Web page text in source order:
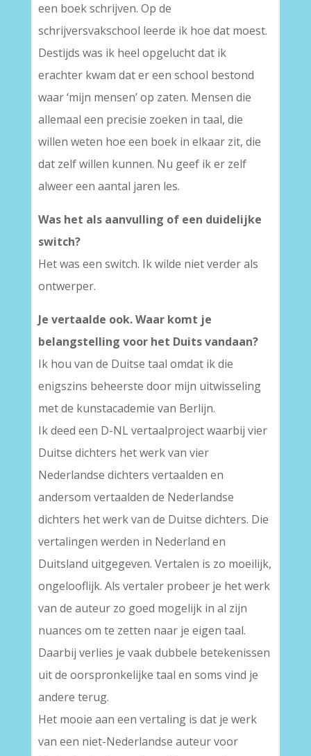
een boek schrijven. Op de
schrijversvakschool leerde ik hoe dat moest.
Destijds was ik heel opgelucht dat ik
erachter kwam dat er een school bestond
waar ‘mijn mensen’ op zaten. Mensen die
allemaal een precisie zoeken in taal, die
willen weten hoe een boek in elkaar zit, die
dat zelf willen kunnen. Nu geef ik er zelf
alweer een aantal jaren les.
Was het als aanvulling of een duidelijke
switch?
Het was een switch. Ik wilde niet verder als
ontwerper.
Je vertaalde ook. Waar komt je
belangstelling voor het Duits vandaan?
Ik hou van de Duitse taal omdat ik die
enigszins beheerste door mijn uitwisseling
met de kunstacademie van Berlijn.
Ik deed een D-NL vertaalproject waarbij vier
Duitse dichters het werk van vier
Nederlandse dichters vertaalden en
andersom vertaalden de Nederlandse
dichters het werk van de Duitse dichters. Die
vertalingen werden in Nederland en
Duitsland uitgegeven. Vertalen is zo moeilijk,
ongelooflijk. Als vertaler probeer je het werk
van de auteur zo goed mogelijk in al zijn
nuances om te zetten naar je eigen taal.
Daarbij verlies je vaak dubbele betekenissen
uit de oorspronkelijke taal en soms vind je
andere terug.
Het mooie aan een vertaling is dat je werk
van een niet-Nederlandse auteur voor